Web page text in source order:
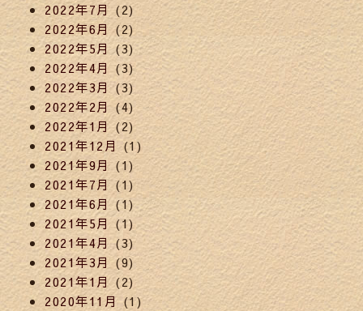
2022年7月(2)
2022年6月 (2)
2022年5月 (3)
2022年4月 (3)
2022年3月 (3)
2022年2月(4)
2022年1月(2)
2021年12月 (1)
2021年9月(1)
2021年7月(1)
2021年6月(1)
2021年5月 (1)
2021年4月 (3)
2021年3月 (9)
2021年1月(2)
2020年11月(1)